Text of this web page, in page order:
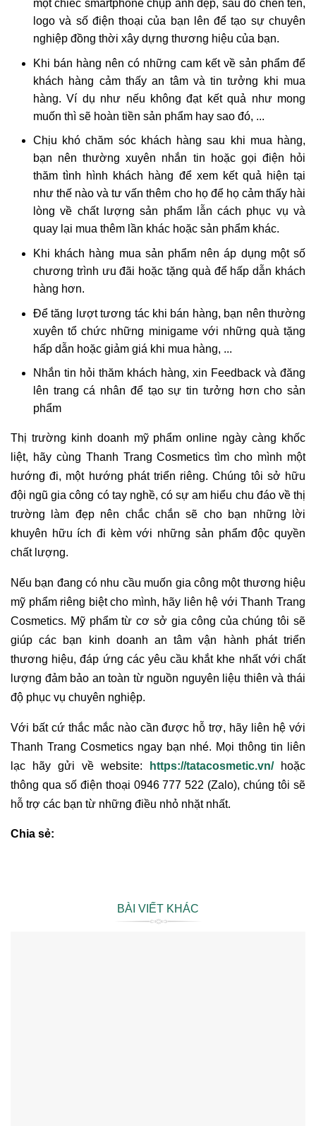
một chiếc smartphone chụp ảnh đẹp, sau đó chèn tên,
logo và số điện thoại của bạn lên để tạo sự chuyên
nghiệp đồng thời xây dựng thương hiệu của bạn.
Khi bán hàng nên có những cam kết về sản phẩm để
khách hàng cảm thấy an tâm và tin tưởng khi mua
hàng. Ví dụ như nếu không đạt kết quả như mong
muốn thì sẽ hoàn tiền sản phẩm hay sao đó, ...
Chịu khó chăm sóc khách hàng sau khi mua hàng,
bạn nên thường xuyên nhắn tin hoặc gọi điện hỏi
thăm tình hình khách hàng để xem kết quả hiện tại
như thế nào và tư vấn thêm cho họ để họ cảm thấy hài
lòng về chất lượng sản phẩm lẫn cách phục vụ và
quay lại mua thêm lần khác hoặc sản phẩm khác.
Khi khách hàng mua sản phẩm nên áp dụng một số
chương trình ưu đãi hoặc tặng quà để hấp dẫn khách
hàng hơn.
Để tăng lượt tương tác khi bán hàng, bạn nên thường
xuyên tổ chức những minigame với những quà tặng
hấp dẫn hoặc giảm giá khi mua hàng, ...
Nhắn tin hỏi thăm khách hàng, xin Feedback và đăng
lên trang cá nhân để tạo sự tin tưởng hơn cho sản
phẩm
Thị trường kinh doanh mỹ phẩm online ngày càng khốc
liệt, hãy cùng Thanh Trang Cosmetics tìm cho mình một
hướng đi, một hướng phát triển riêng. Chúng tôi sở hữu
đội ngũ gia công có tay nghề, có sự am hiểu chu đáo về thị
trường làm đẹp nên chắc chắn sẽ cho bạn những lời
khuyên hữu ích đi kèm với những sản phẩm độc quyền
chất lượng.
Nếu bạn đang có nhu cầu muốn gia công một thương hiệu
mỹ phẩm riêng biệt cho mình, hãy liên hệ với Thanh Trang
Cosmetics. Mỹ phẩm từ cơ sở gia công của chúng tôi sẽ
giúp các bạn kinh doanh an tâm vận hành phát triển
thương hiệu, đáp ứng các yêu cầu khắt khe nhất với chất
lượng đảm bảo an toàn từ nguồn nguyên liệu thiên và thái
độ phục vụ chuyên nghiệp.
Với bất cứ thắc mắc nào cần được hỗ trợ, hãy liên hệ với
Thanh Trang Cosmetics ngay bạn nhé. Mọi thông tin liên
lạc hãy gửi về website:
https://tatacosmetic.vn/hoặc
thông qua số điện thoại 0946 777 522 (Zalo), chúng tôi sẽ
hỗ trợ các bạn từ những điều nhỏ nhặt nhất.
Chia sẻ:
BÀI VIẾT KHÁC